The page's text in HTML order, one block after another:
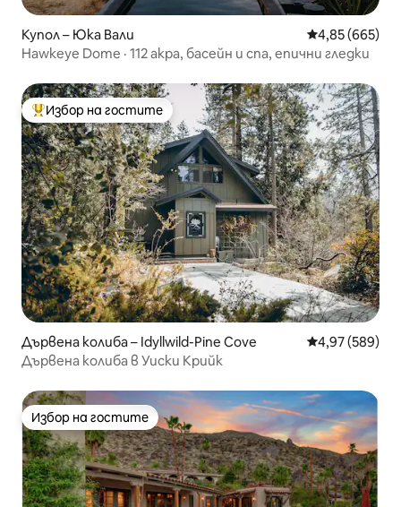
Купол – Юка Вали Средна
4,85 (665)
Hawkeye Dome · 112 акра, басейн и спа, епични гледки
Най-популярен избор на гостите
Избор на гостите
Дървена колиба – Idyllwild-Pine Cove Средна
4,97 (589)
Дървена колиба в Уиски Крийк
Избор на гостите
Избор на гостите